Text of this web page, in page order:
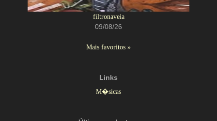
filtronaveia
09/08/26
Mais favoritos »
Links
M�sicas